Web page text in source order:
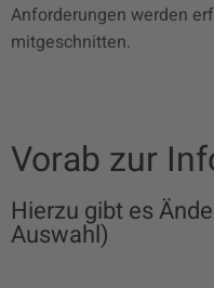
Anforderungen werden
mitgeschnitten.
Vorab zur
Hierzu gibt es
Auswahl)